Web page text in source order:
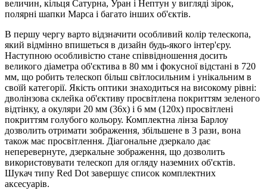
величин, кільця Сатурна, Уран і Нептун у вигляді зірок,
полярні шапки Марса і багато інших об'єктів.
В першу чергу варто відзначити особливий колір телескопа,
який відмінно впишеться в дизайн будь-якого інтер'єру.
Наступною особливістю стане співвідношення досить
великого діаметра об'єктива в 80 мм і фокусної відстані в 720
мм, що робить телескоп більш світлосильним і унікальним в
своїй категорії. Якість оптики знаходиться на високому рівні:
дволінзова склейка об'єктиву просвітлена покриттям зеленого
відтінку, а окуляри 20 мм (36х) і 6 мм (120х) просвітлені
покриттям голубого кольору. Комплектна лінза Барлоу
дозволить отримати зображення, збільшене в 3 рази, вона
також має просвітлення. Діагональне дзеркало дає
неперевернуте, дзеркальне зображення, що дозволить
використовувати телескоп для огляду наземних об'єктів.
Шукач типу Red Dot завершує список комплектних
аксесуарів.